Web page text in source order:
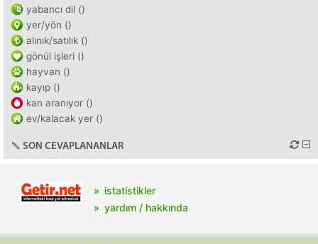
yabancı dil ()
yer/yön ()
alınık/satılık ()
gönül işleri ()
hayvan ()
kayıp ()
kan aranıyor ()
ev/kalacak yer ()
SON CEVAPLANANLAR
istatistikler
yardım / hakkında